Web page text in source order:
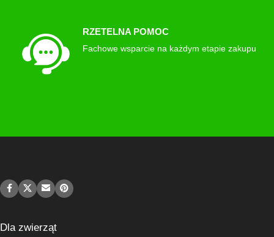
RZETELNA POMOC
Fachowe wsparcie na każdym etapie zakupu
Dla zwierząt